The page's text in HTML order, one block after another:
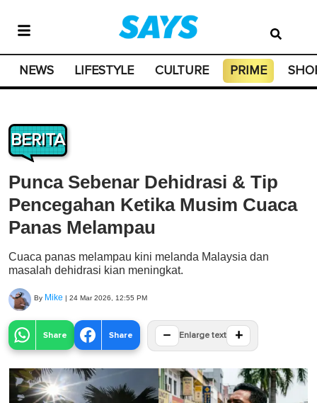
NEWS LIFESTYLE CULTURE PRIME
BERITA
Punca Sebenar Dehidrasi & Tip
Pencegahan Ketika Musim Cuaca
Panas Melampau
Cuaca panas melampau kini melanda Malaysia dan
masalah dehidrasi kian meningkat.
By Mike | 24 Mar 2026, 12:55 PM
Share Share − Enlarge text +